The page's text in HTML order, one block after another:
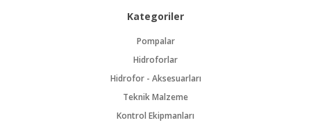
Kategoriler
Pompalar
Hidroforlar
Hidrofor - Aksesuarları
Teknik Malzeme
Kontrol Ekipmanları